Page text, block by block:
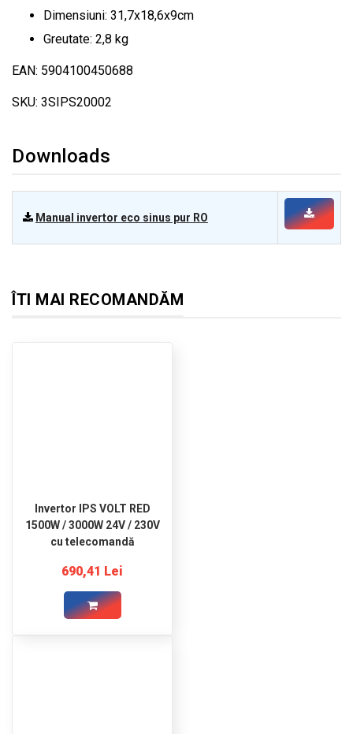
Dimensiuni: 31,7x18,6x9cm
Greutate: 2,8 kg
EAN: 5904100450688
SKU: 3SIPS20002
Downloads
Manual invertor eco sinus pur RO
ÎTI MAI RECOMANDĂM
Invertor IPS VOLT RED
1500W / 3000W 24V / 230V
cu telecomandă
690,41 Lei